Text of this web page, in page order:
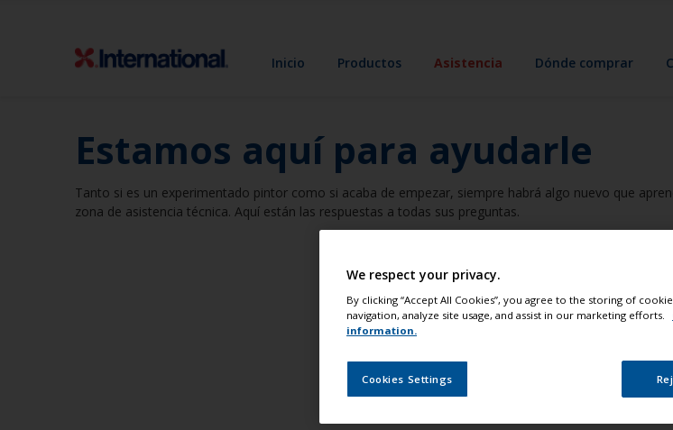
Inicio Productos Asistencia Dónde comprar
Estamos aquí para ayudarle
Tanto si es un experimentado pintor como si acaba de empezar, siempre habrá algo nuevo que
zona de asistencia técnica. Aquí están las respuestas a todas sus preguntas.
Asesoramiento experto
We respect your privacy.
By clicking “Accept All Cookies”, you agree to the storing of
navigation, analyze site usage, and assist in our marketing efforts.
information.
Cookies Settings